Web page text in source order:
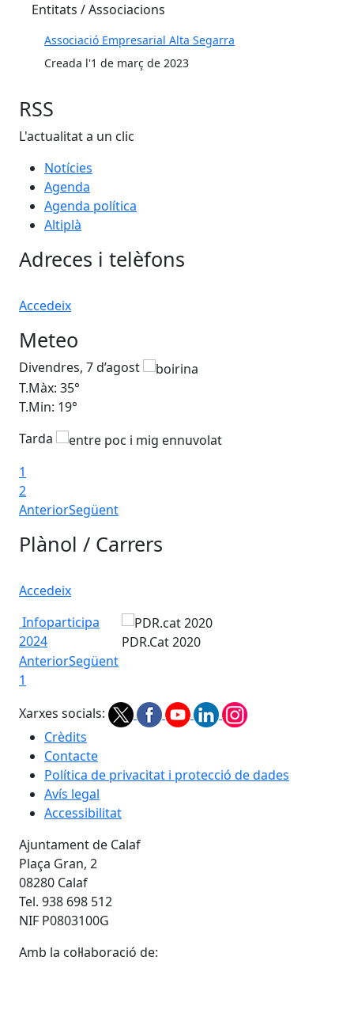
Entitats / Associacions
Associació Empresarial Alta Segarra
Creada l'1 de març de 2023
RSS
L'actualitat a un clic
Notícies
Agenda
Agenda política
Altiplà
Adreces i telèfons
Accedeix
Meteo
Divendres, 7 d’agost
T.Màx: 35°
T.Min: 19°
Tarda
1
2
AnteriorSegüent
Plànol / Carrers
Accedeix
Infoparticipa
2024
PDR.Cat 2020
AnteriorSegüent
1
Xarxes socials:
Crèdits
Contacte
Política de privacitat i protecció de dades
Avís legal
Accessibilitat
Ajuntament de Calaf
Plaça Gran, 2
08280 Calaf
Tel. 938 698 512
NIF P0803100G
Amb la col·laboració de: